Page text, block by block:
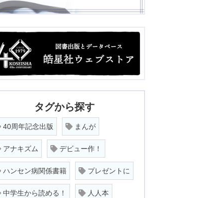
タグから探す
40周年記念出版 まんが
アナキズム デビュー作！
ハンセン病関係書籍 プレゼントに
中学生から読める！ 人人本